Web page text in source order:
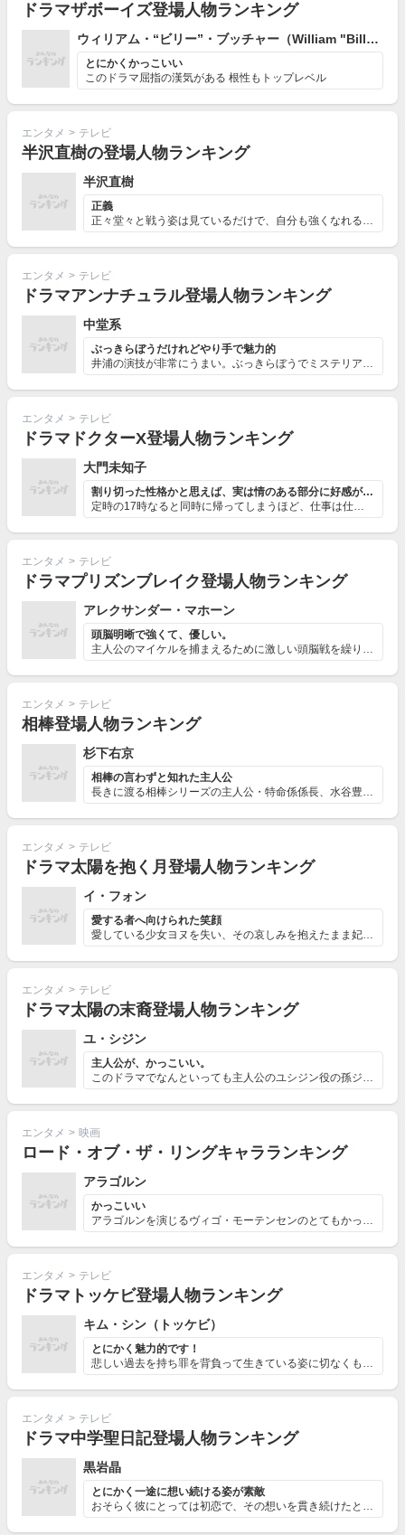
ドラマザボーイズ登場人物ランキング
ウィリアム・“ビリー”・ブッチャー（William "Billy" Butcher）
とにかくかっこいい
このドラマ屈指の漢気がある 根性もトップレベル
エンタメ > テレビ
半沢直樹の登場人物ランキング
半沢直樹
正義
正々堂々と戦う姿は見ているだけで、自分も強くなれるよう...
エンタメ > テレビ
ドラマアンナチュラル登場人物ランキング
中堂系
ぶっきらぼうだけれどやり手で魅力的
井浦の演技が非常にうまい。ぶっきらぼうでミステリアスな...
エンタメ > テレビ
ドラマドクターX登場人物ランキング
大門未知子
割り切った性格かと思えば、実は情のある部分に好感がもてる
定時の17時なると同時に帰ってしまうほど、仕事は仕事と...
エンタメ > テレビ
ドラマプリズンブレイク登場人物ランキング
アレクサンダー・マホーン
頭脳明晰で強くて、優しい。
主人公のマイケルを捕まえるために激しい頭脳戦を繰り広げ...
エンタメ > テレビ
相棒登場人物ランキング
杉下右京
相棒の言わずと知れた主人公
長きに渡る相棒シリーズの主人公・特命係係長、水谷豊さん...
エンタメ > テレビ
ドラマ太陽を抱く月登場人物ランキング
イ・フォン
愛する者へ向けられた笑顔
愛している少女ヨヌを失い、その哀しみを抱えたまま妃を迎...
エンタメ > テレビ
ドラマ太陽の末裔登場人物ランキング
ユ・シジン
主人公が、かっこいい。
このドラマでなんといっても主人公のユシジン役の孫ジュン...
エンタメ > 映画
ロード・オブ・ザ・リングキャラランキング
アラゴルン
かっこいい
アラゴルンを演じるヴィゴ・モーテンセンのとてもかっこい...
エンタメ > テレビ
ドラマトッケビ登場人物ランキング
キム・シン（トッケビ）
とにかく魅力的です！
悲しい過去を持ち罪を背負って生きている姿に切なくもなり...
エンタメ > テレビ
ドラマ中学聖日記登場人物ランキング
黒岩晶
とにかく一途に想い続ける姿が素敵
おそらく彼にとっては初恋で、その想いを貫き続けたところ...